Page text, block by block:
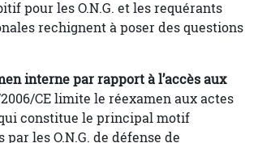
pour les O.N.G. et les requérants
rechignent à poser des questions
interne par rapport à l’accès aux
CE limite le réexamen aux actes
constitue le principal motif
les O.N.G. de défense de